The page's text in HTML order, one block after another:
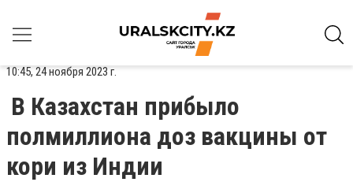
10:45, 24 ноября 2023 г.
В Казахстан прибыло
полмиллиона доз вакцины от
кори из Индии